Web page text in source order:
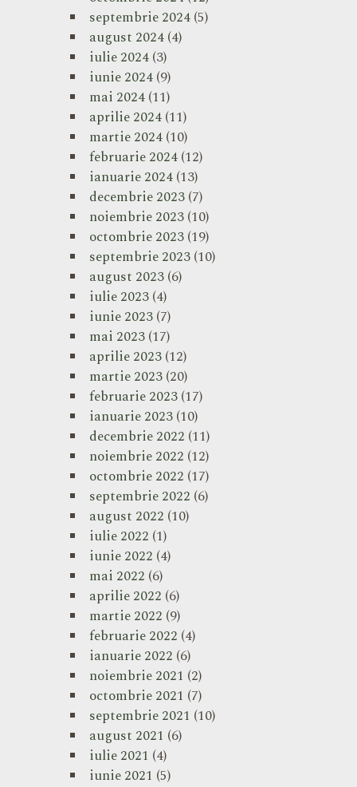
septembrie 2024(5)
august 2024(4)
iulie 2024(3)
iunie 2024(9)
mai 2024(11)
aprilie 2024(11)
martie 2024(10)
februarie 2024(12)
ianuarie 2024(13)
decembrie 2023(7)
noiembrie 2023(10)
octombrie 2023(19)
septembrie 2023(10)
august 2023(6)
iulie 2023(4)
iunie 2023(7)
mai 2023(17)
aprilie 2023(12)
martie 2023(20)
februarie 2023(17)
ianuarie 2023(10)
decembrie 2022 (11)
noiembrie 2022 (12)
octombrie 2022 (17)
septembrie 2022 (6)
august 2022 (10)
iulie 2022 (1)
iunie 2022 (4)
mai 2022 (6)
aprilie 2022 (6)
martie 2022 (9)
februarie 2022 (4)
ianuarie 2022 (6)
noiembrie 2021 (2)
octombrie 2021 (7)
septembrie 2021 (10)
august 2021 (6)
iulie 2021 (4)
iunie 2021 (5)